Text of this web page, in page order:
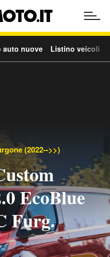
auto nuove Listino veicoli
(2022-->>)
EcoBlue
Furg.